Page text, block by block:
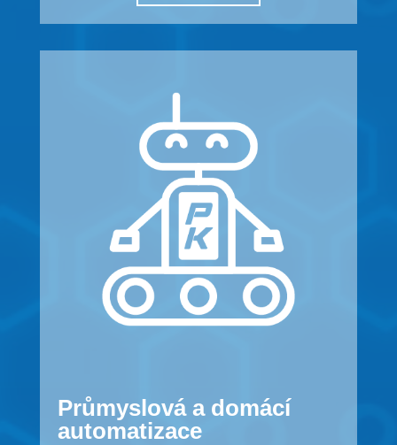
Průmyslová a domácí
automatizace